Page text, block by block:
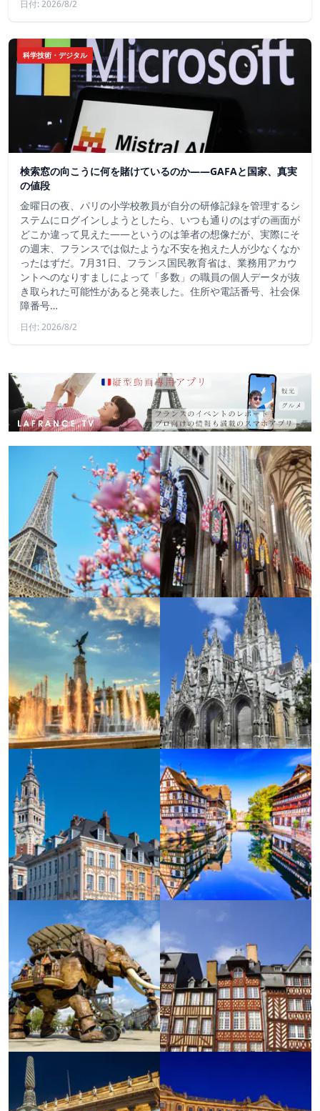
日付: 2026/8/2
科学技術・デジタル
検索窓の向こうに何を賭けているのか——GAFAと国家、真実
の値段
金曜日の夜、パリの小学校教員が自分の研修記録を管理するシ
ステムにログインしようとしたら、いつも通りのはずの画面が
どこか違って見えた——というのは筆者の想像だが、実際にそ
の週末、フランスでは似たような不安を抱えた人が少なくなか
ったはずだ。7月31日、フランス国民教育省は、業務用アカウ
ントへのなりすましによって「多数」の職員の個人データが抜
き取られた可能性があると発表した。住所や電話番号、社会保
障番号…
日付: 2026/8/2